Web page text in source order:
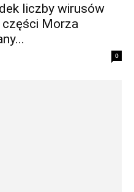
liczby wirusów
Morza
0